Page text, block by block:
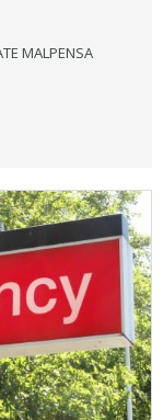
MALPENSA